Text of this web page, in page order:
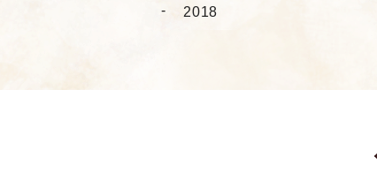
2018